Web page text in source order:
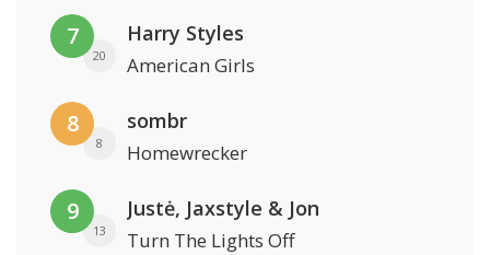
7
20
Harry Styles
American Girls
8
8
sombr
Homewrecker
9
13
Justė, Jaxstyle & Jon
Turn The Lights Off